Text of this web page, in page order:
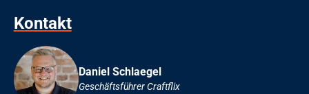
Kontakt
Daniel Schlaegel
Geschäftsführer Craftflix